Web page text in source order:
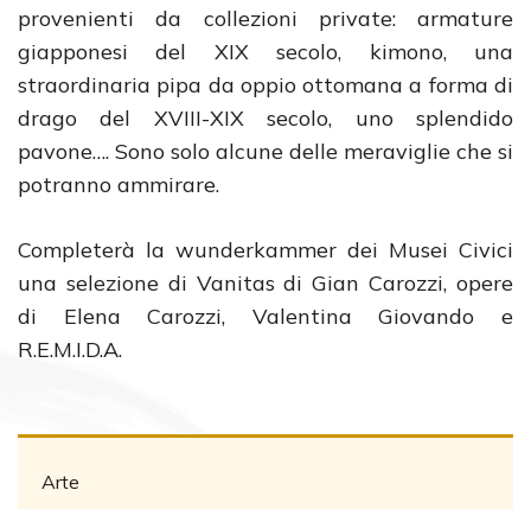
provenienti da collezioni private: armature
giapponesi del XIX secolo, kimono, una
straordinaria pipa da oppio ottomana a forma di
drago del XVIII-XIX secolo, uno splendido
pavone…. Sono solo alcune delle meraviglie che si
potranno ammirare.
Completerà la wunderkammer dei Musei Civici
una selezione di Vanitas di Gian Carozzi, opere
di Elena Carozzi, Valentina Giovando e
R.E.M.I.D.A.
Arte